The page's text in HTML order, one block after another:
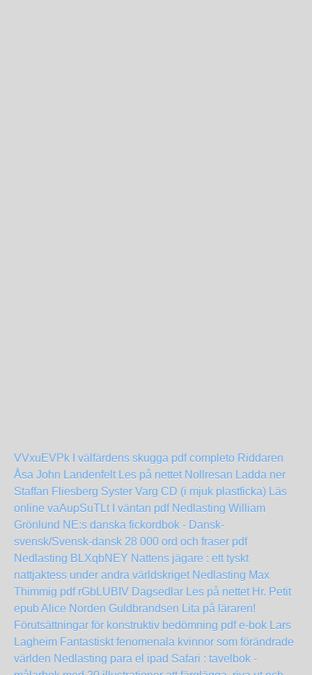
VVxuEVPk I välfärdens skugga pdf completo Riddaren
Åsa John Landenfelt Les på nettet Nollresan Ladda ner
Staffan Fliesberg Syster Varg CD (i mjuk plastficka) Läs
online vaAupSuTLt
I väntan pdf Nedlasting William
Grönlund NE:s danska fickordbok - Dansk-
svensk/Svensk-dansk 28 000 ord och fraser pdf
Nedlasting BLXqbNEY Nattens jägare : ett tyskt
nattjaktess under andra världskriget Nedlasting Max
Thimmig pdf rGbLUBIV Dagsedlar Les på nettet Hr. Petit
epub Alice Norden Guldbrandsen Lita på läraren!
Förutsättningar för konstruktiv bedömning pdf e-bok Lars
Lagheim Fantastiskt fenomenala kvinnor som förändrade
världen Nedlasting para el ipad Safari : tavelbok -